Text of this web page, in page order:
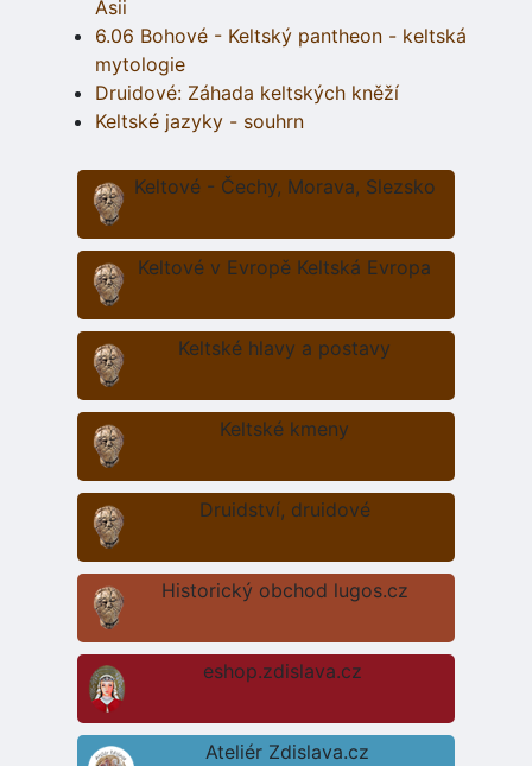
Asii
6.06 Bohové - Keltský pantheon - keltská
mytologie
Druidové: Záhada keltských kněží
Keltské jazyky - souhrn
Keltové - Čechy, Morava, Slezsko
Keltové v Evropě Keltská Evropa
Keltské hlavy a postavy
Keltské kmeny
Druidství, druidové
Historický obchod lugos.cz
eshop.zdislava.cz
Ateliér Zdislava.cz